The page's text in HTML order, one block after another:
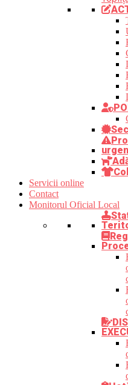
Servicii online
Contact
Monitorul Oficial Local